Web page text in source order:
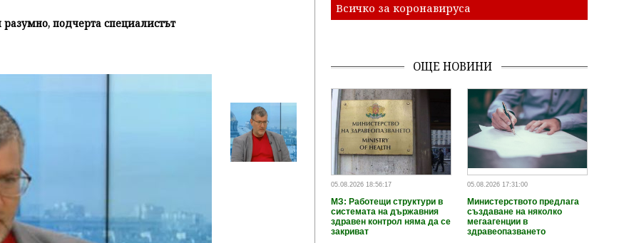
подчерта специалистът
Всичко за коронавируса
ОЩЕ НОВИНИ
05.08.2026 18:56:17
МЗ: Работещи структури в
системата на държавния
здравен контрол няма да се
закриват
05.08.2026 17:31:00
Министерството предлага
създаване на няколко
мегаагенции в
здравеопазването